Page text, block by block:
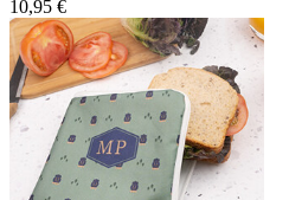
10,95 €